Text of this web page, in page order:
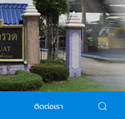
ติดต่อเรา